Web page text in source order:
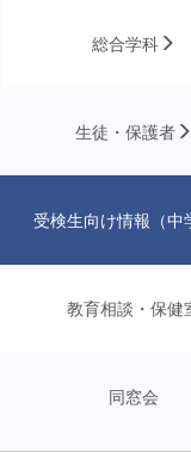
総合学科
生徒・保護者
受検生向け情報（中
教育相談・保健
同窓会